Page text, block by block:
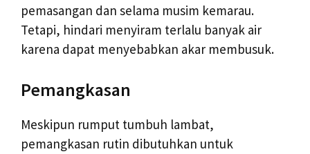
pemasangan dan selama musim kemarau.
Tetapi, hindari menyiram terlalu banyak air
karena dapat menyebabkan akar membusuk.
Pemangkasan
Meskipun rumput tumbuh lambat,
pemangkasan rutin dibutuhkan untuk